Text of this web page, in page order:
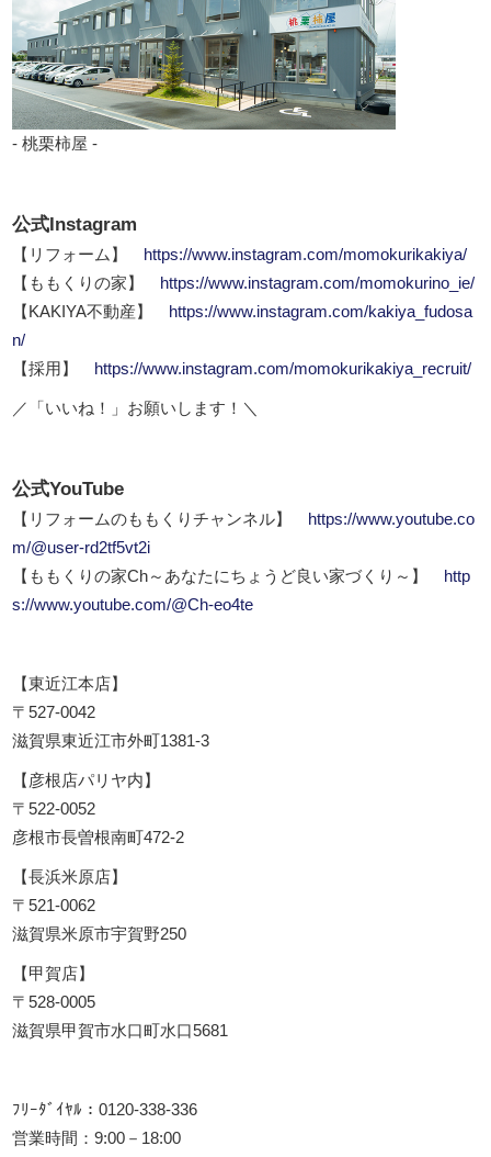
- 桃栗柿屋 -
公式Instagram
【リフォーム】
https://www.instagram.com/momokurikakiya/
【ももくりの家】
https://www.instagram.com/momokurino_ie/
【KAKIYA不動産】
https://www.instagram.com/kakiya_fudosa
n/
【採用】
https://www.instagram.com/momokurikakiya_recruit/
／「いいね！」お願いします！＼
公式YouTube
【リフォームのももくりチャンネル】
https://www.youtube.co
m/@user-rd2tf5vt2i
【ももくりの家Ch～あなたにちょうど良い家づくり～】
http
s://www.youtube.com/@Ch-eo4te
【東近江本店】
〒527-0042
滋賀県東近江市外町1381-3
【彦根店パリヤ内】
〒522-0052
彦根市長曽根南町472-2
【長浜米原店】
〒521-0062
滋賀県米原市宇賀野250
【甲賀店】
〒528-0005
滋賀県甲賀市水口町水口5681
ﾌﾘｰﾀﾞｲﾔﾙ：0120-338-336
営業時間：9:00－18:00